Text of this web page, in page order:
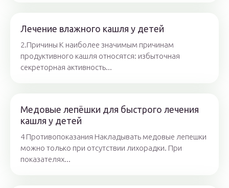
Лечение влажного кашля у детей
2.Причины К наиболее значимым причинам
продуктивного кашля относятся: избыточная
секреторная активность...
Медовые лепёшки для быстрого лечения
кашля у детей
4 Противопоказания Накладывать медовые лепешки
можно только при отсутствии лихорадки. При
показателях...